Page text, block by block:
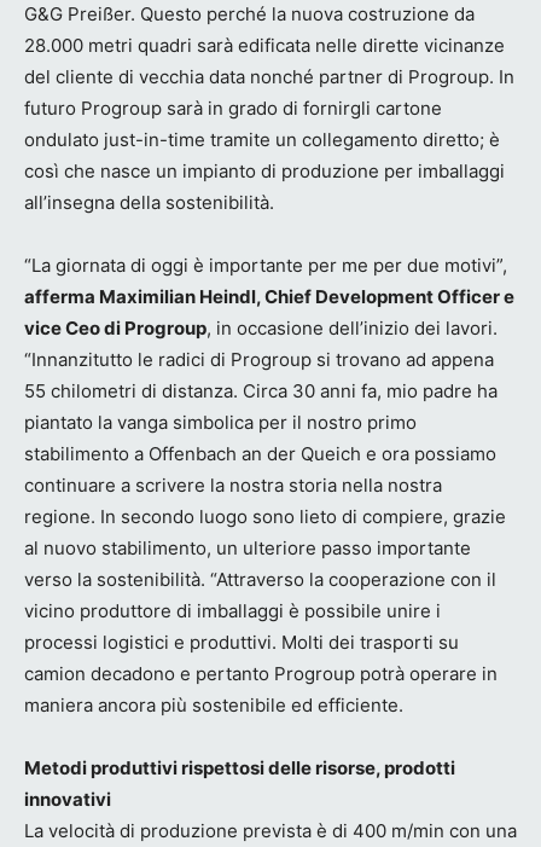
G&G Preißer. Questo perché la nuova costruzione da
28.000 metri quadri sarà edificata nelle dirette vicinanze
del cliente di vecchia data nonché partner di Progroup. In
futuro Progroup sarà in grado di fornirgli cartone
ondulato just-in-time tramite un collegamento diretto; è
così che nasce un impianto di produzione per imballaggi
all’insegna della sostenibilità.
“La giornata di oggi è importante per me per due motivi”,
afferma Maximilian Heindl, Chief Development Officer e
vice Ceo di Progroup, in occasione dell’inizio dei lavori.
“Innanzitutto le radici di Progroup si trovano ad appena
55 chilometri di distanza. Circa 30 anni fa, mio padre ha
piantato la vanga simbolica per il nostro primo
stabilimento a Offenbach an der Queich e ora possiamo
continuare a scrivere la nostra storia nella nostra
regione. In secondo luogo sono lieto di compiere, grazie
al nuovo stabilimento, un ulteriore passo importante
verso la sostenibilità. “Attraverso la cooperazione con il
vicino produttore di imballaggi è possibile unire i
processi logistici e produttivi. Molti dei trasporti su
camion decadono e pertanto Progroup potrà operare in
maniera ancora più sostenibile ed efficiente.
Metodi produttivi rispettosi delle risorse, prodotti
innovativi
La velocità di produzione prevista è di 400 m/min con una